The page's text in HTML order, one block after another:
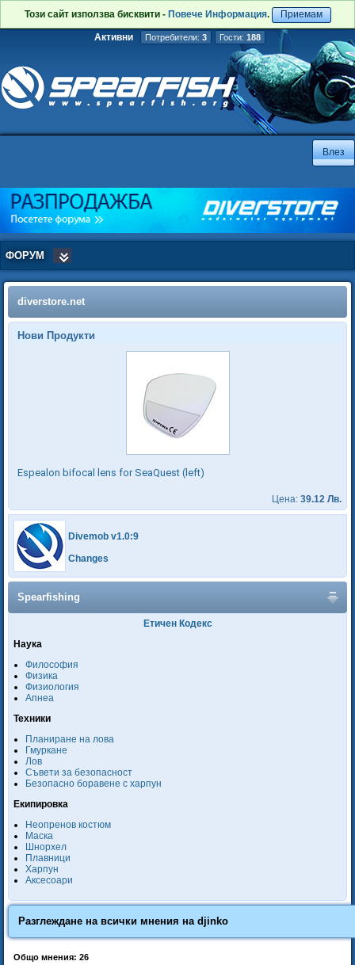
Този сайт използва бисквити - Повече Информация. Приемам
Активни Потребители: 3 Гости: 188
ФОРУМ
diverstore.net
Нови Продукти
Espealon bifocal lens for SeaQuest (left)
Цена: 39.12 Лв.
Divemob v1.0:9
Changes
Spearfishing
Етичен Кодекс
Наука
Философия
Физика
Физиология
Апнеа
Техники
Планиране на лова
Гмуркане
Лов
Съвети за безопасност
Безопасно боравене с харпун
Екипировка
Неопренов костюм
Маска
Шнорхел
Плавници
Харпун
Аксесоари
Разглеждане на всички мнения на djinko
Общо мнения: 26